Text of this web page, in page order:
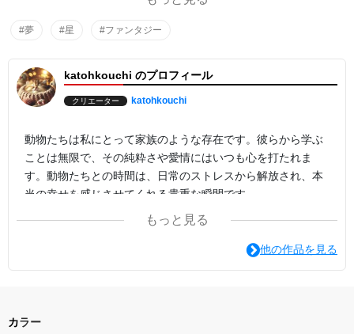
#夢 #星 #ファンタジー
katohkouchi のプロフィール
クリエーター katohkouchi
動物たちは私にとって家族のような存在です。彼らから学ぶ
ことは無限で、その純粋さや愛情にはいつも心を打たれま
す。動物たちとの時間は、日常のストレスから解放され、本
当の幸せを感じさせてくれる貴重な瞬間です。
もっと見る
他の作品を見る
カラー